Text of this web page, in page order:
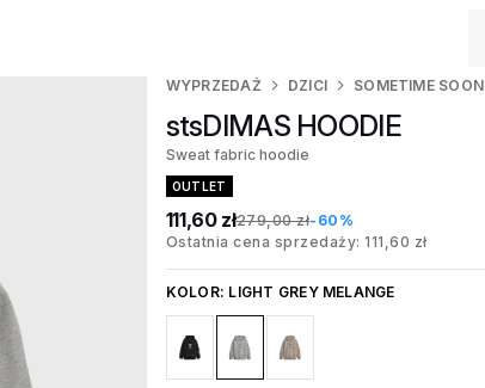
WYPRZEDAŻ DZICI SOMETIME SOON
stsDIMAS HOODIE
Sweat fabric hoodie
OUTLET
111,60 zł279,00 zł-60%
Ostatnia cena sprzedaży: 111,60 zł
KOLOR: LIGHT GREY MELANGE